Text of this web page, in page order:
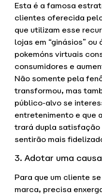
Esta é a famosa
clientes oferecida
que utilizam esse
lojas em “ginásios”
pokemóns virtuais
consumidores e
Não somente pela
transformou, mas
público-alvo se
entretenimento e que
trará dupla satisfação
sentirão mais
3. Adotar uma
Para que um cliente
marca, precisa